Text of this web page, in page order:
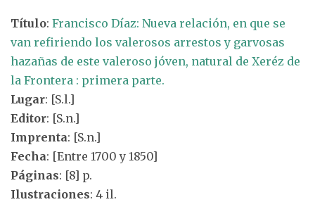
Título: Francisco Díaz: Nueva relación, en que se
van refiriendo los valerosos arrestos y garvosas
hazañas de este valeroso jóven, natural de Xeréz de
la Frontera : primera parte.
Lugar: [S.l.]
Editor: [S.n.]
Imprenta: [S.n.]
Fecha: [Entre 1700 y 1850]
Páginas: [8] p.
Ilustraciones: 4 il.